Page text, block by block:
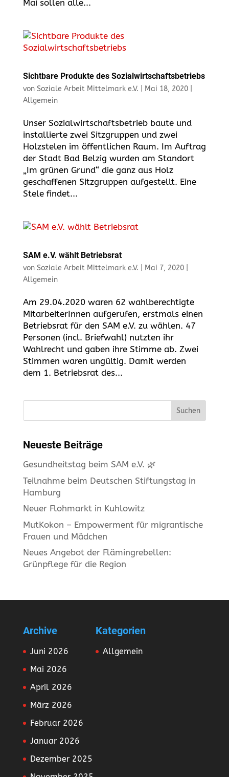
Mai sollen alle...
Sichtbare Produkte des Sozialwirtschaftsbetriebs
von Soziale Arbeit Mittelmark e.V. Mai 18, 2020|
Allgemein
Unser Sozialwirtschaftsbetrieb baute und
installierte zwei Sitzgruppen und zwei
Holzstelen im öffentlichen Raum. Im Auftrag
der Stadt Bad Belzig wurden am Standort
„Im grünen Grund“ die ganz aus Holz
geschaffenen Sitzgruppen aufgestellt. Eine
Stele findet...
SAM e.V. wählt Betriebsrat
von Soziale Arbeit Mittelmark e.V. Mai 7, 2020|
Allgemein
Am 29.04.2020 waren 62 wahlberechtigte
MitarbeiterInnen aufgerufen, erstmals einen
Betriebsrat für den SAM e.V. zu wählen. 47
Personen (incl. Briefwahl) nutzten ihr
Wahlrecht und gaben ihre Stimme ab. Zwei
Stimmen waren ungültig. Damit werden
dem 1. Betriebsrat des...
Suchen
Neueste Beiträge
Gesundheitstag beim SAM e.V. 🌿
Teilnahme beim Deutschen Stiftungstag in
Hamburg
Neuer Flohmarkt in Kuhlowitz
MutKokon – Empowerment für migrantische
Frauen und Mädchen
Neues Angebot der Flämingrebellen:
Grünpflege für die Region
Archive
Juni 2026
Mai 2026
April 2026
März 2026
Februar 2026
Januar 2026
Dezember 2025
Kategorien
Allgemein